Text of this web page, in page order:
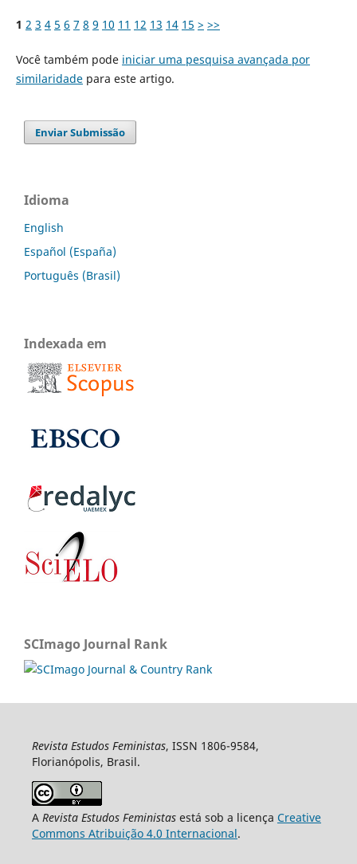
1 2 3 4 5 6 7 8 9 10 11 12 13 14 15 > >>
Você também pode iniciar uma pesquisa avançada por
similaridadepara este artigo.
Enviar Submissão
Idioma
English
Español (España)
Português (Brasil)
Indexada em
SCImago Journal Rank
Revista Estudos Feministas, ISSN 1806-9584,
Florianópolis, Brasil.
A Revista Estudos Feministasestá sob a licença Creative
Commons Atribuição 4.0 Internacional.